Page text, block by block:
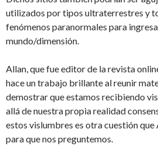
utilizados por tipos ultraterrestres y
fenómenos paranormales para
mundo/dimensión.
Allan, que fue editor de la revista
hace un trabajo brillante al reunir
demostrar que estamos recibiendo
allá de nuestra propia realidad
estos vislumbres es otra cuestión
para que nos preguntemos.